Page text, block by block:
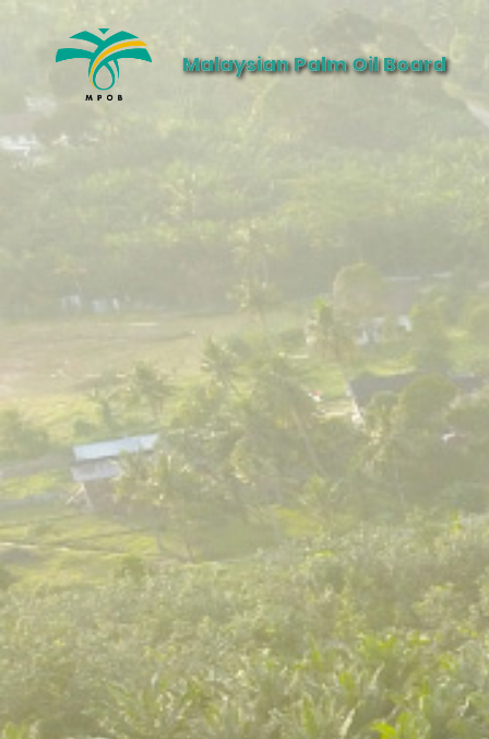
Malaysian Palm Oil Board